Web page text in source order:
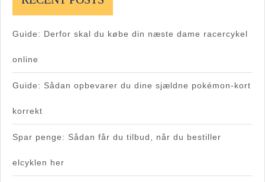
Guide: Derfor skal du købe din næste dame racercykel
online
Guide: Sådan opbevarer du dine sjældne pokémon-kort
korrekt
Spar penge: Sådan får du tilbud, når du bestiller
elcyklen her